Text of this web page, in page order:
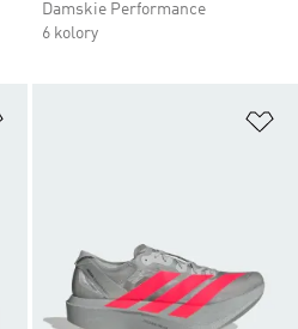
Damskie Performance
6 kolory